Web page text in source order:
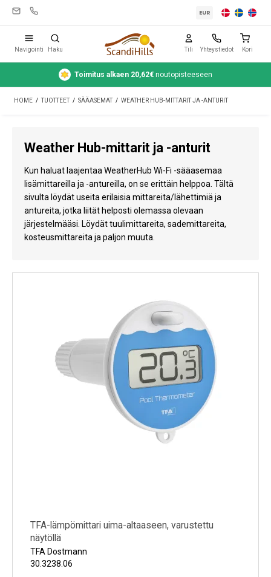
Leirintävarusteet
Teltat
Matkavarusteet
Auto ja peräkärry
Kaasu
EUR
Navigointi Haku Tili Yhteystiedot Kori
Toimitus alkaen 20,62€ noutopisteeseen
HOME / TUOTTEET / SÄÄASEMAT / WEATHER HUB-MITTARIT JA -ANTURIT
Weather Hub-mittarit ja -anturit
Kun haluat laajentaa WeatherHub Wi-Fi -sääasemaa
lisämittareilla ja -antureilla, on se erittäin helppoa. Tältä
sivulta löydät useita erilaisia mittareita/lähettimiä ja
antureita, jotka liität helposti olemassa olevaan
järjestelmääsi. Löydät tuulimittareita, sademittareita,
kosteusmittareita ja paljon muuta.
TFA-lämpömittari uima-altaaseen, varustettu
näytöllä
TFA Dostmann
30.3238.06